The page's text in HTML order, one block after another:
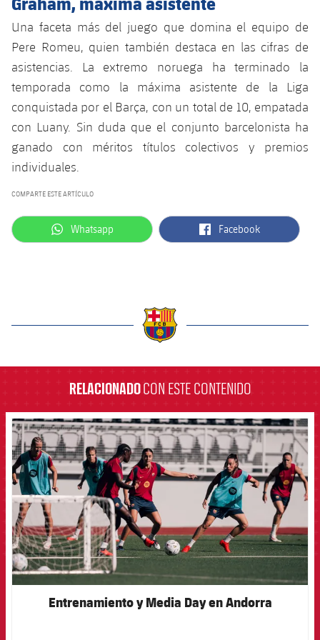
Una faceta más del juego que domina el equipo de
Pere Romeu, quien también destaca en las cifras de
asistencias. La extremo noruega ha terminado la
temporada como la máxima asistente de la Liga
conquistada por el Barça, con un total de 10, empatada
con Luany. Sin duda que el conjunto barcelonista ha
ganado con méritos títulos colectivos y premios
individuales.
COMPARTE ESTE ARTÍCULO
label.aria.whatsapp
Whatsapp label.aria.facebook
Facebook
RELACIONADOCON ESTE CONTENIDO
FCB Barcelona badge
Entrenamiento y Media Day en Andorra